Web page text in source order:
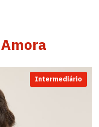
Intermediário